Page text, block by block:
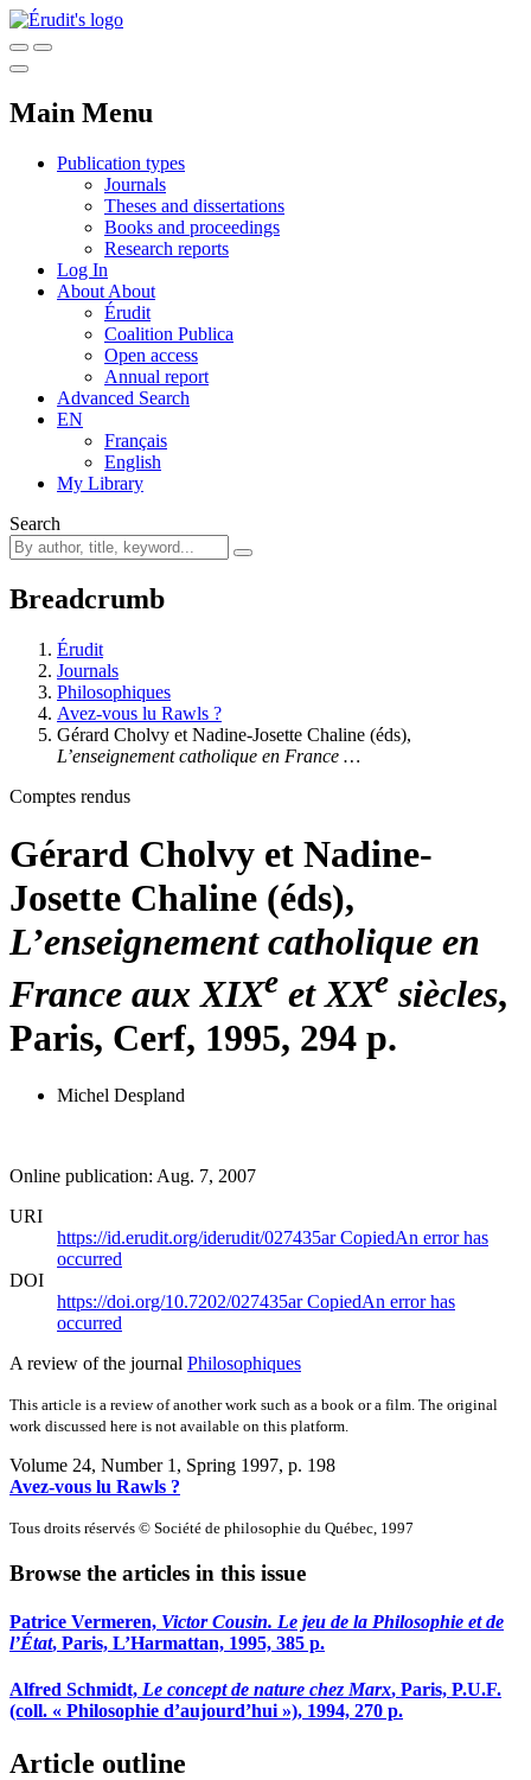
Main Menu
Publication types
Journals
Theses and dissertations
Books and proceedings
Research reports
Log In
About About
Érudit
Coalition Publica
Open access
Annual report
Advanced Search
EN
Français
English
My Library
Search
Breadcrumb
Érudit
Journals
Philosophiques
Avez-vous lu Rawls ?
Gérard Cholvy et Nadine-Josette Chaline (éds),
L’enseignement catholique en France …
Comptes rendus
Gérard Cholvy et Nadine-
Josette Chaline (éds),
L’enseignement catholique en
France aux XIXe et XXe siècles,
Paris, Cerf, 1995, 294 p.
Michel Despland
Online publication: Aug. 7, 2007
URI
https://id.erudit.org/iderudit/027435arCopiedAn error has
occurred
DOI
https://doi.org/10.7202/027435arCopiedAn error has
occurred
A review of the journal Philosophiques
This article is a review of another work such as a book or a film. The original
work discussed here is not available on this platform.
Volume 24, Number 1, Spring 1997, p. 198
Avez-vous lu Rawls ?
Tous droits réservés © Société de philosophie du Québec, 1997
Browse the articles in this issue
Patrice Vermeren, Victor Cousin. Le jeu de la Philosophie et de
l’État, Paris, L’Harmattan, 1995, 385 p.
Alfred Schmidt, Le concept de nature chez Marx, Paris, P.U.F.
(coll. « Philosophie d’aujourd’hui »), 1994, 270 p.
Article outline